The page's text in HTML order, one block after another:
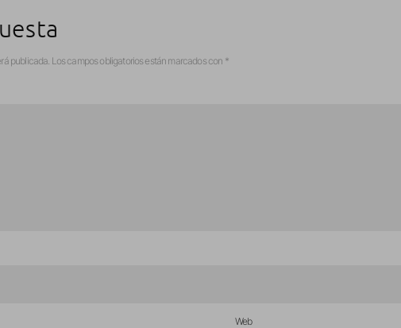
publicada. Los campos obligatorios están marcados con *
Web